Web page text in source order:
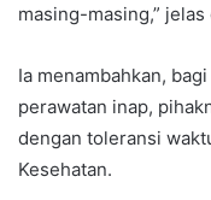
masing-masing,”
Ia menambahkan,
perawatan inap,
dengan toleransi
Kesehatan.